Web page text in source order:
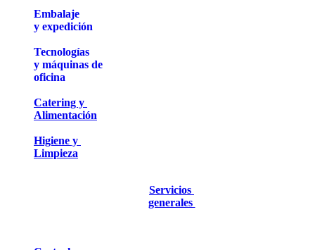
Embalaje
y expedición
Tecnologías
y máquinas de
oficina
Catering y
Alimentación
Higiene y
Limpieza
Servicios
generales